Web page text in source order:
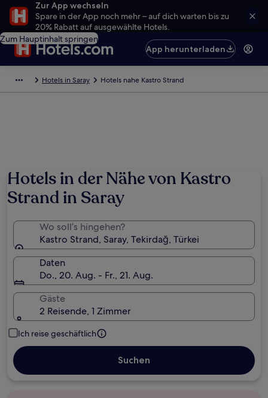
Zur App wechseln
Spare in der App noch mehr – auf dich warten bis zu
20% Rabatt auf ausgewählte Hotels.
Zum Hauptinhalt springen
App herunterladen
Hotels in Saray Hotels nahe Kastro Strand
Hotels in der Nähe von Kastro
Strand in Saray
Wo soll’s hingehen?
Kastro Strand, Saray, Tekirdağ, Türkei
Daten
Do., 20. Aug. - Fr., 21. Aug.
Gäste
2 Reisende, 1 Zimmer
Ich reise geschäftlich
Suchen